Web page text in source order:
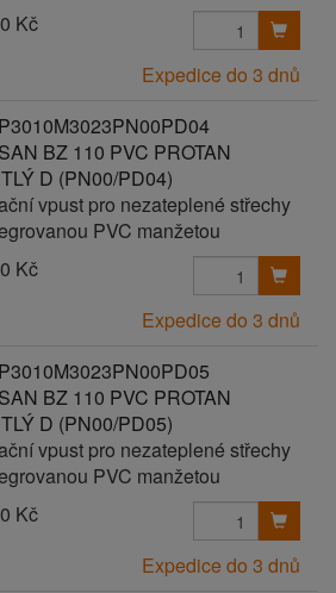
Kč
Expedice do 3 dnů
BZ 110 PVC PROTAN
D (PN00/PD04)
vpust pro nezateplené střechy
PVC manžetou
Kč
Expedice do 3 dnů
BZ 110 PVC PROTAN
D (PN00/PD05)
vpust pro nezateplené střechy
PVC manžetou
Kč
Expedice do 3 dnů